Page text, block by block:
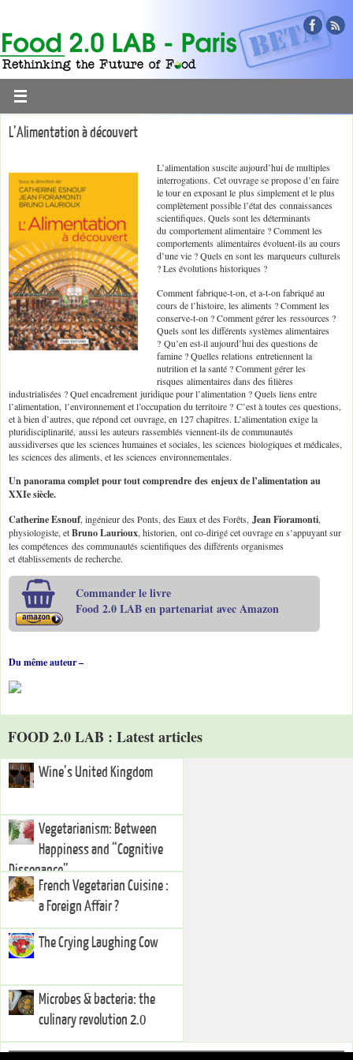
L’Alimentation à découvert
L’alimentation suscite aujourd’hui de multiples
interrogations. Cet ouvrage se propose d’en faire
le tour en exposant le plus simplement et le plus
complètement possible l’état des connaissances
scientifiques. Quels sont les déterminants
du comportement alimentaire ? Comment les
comportements alimentaires évoluent-ils au cours
d’une vie ? Quels en sont les marqueurs culturels
? Les évolutions historiques ?
Comment fabrique-t-on, et a-t-on fabriqué au
cours de l’histoire, les aliments ? Comment les
conserve-t-on ? Comment gérer les ressources ?
Quels sont les différents systèmes alimentaires
? Qu’en est-il aujourd’hui des questions de
famine ? Quelles relations entretiennent la
nutrition et la santé ? Comment gérer les
risques alimentaires dans des filières
industrialisées ? Quel encadrement juridique pour l’alimentation ? Quels liens entre
l’alimentation, l’environnement et l’occupation du territoire ? C’est à toutes ces questions,
et à bien d’autres, que répond cet ouvrage, en 127 chapitres. L’alimentation exige la
pluridisciplinarité, aussi les auteurs rassemblés viennent-ils de communautés
aussidiverses que les sciences humaines et sociales, les sciences biologiques et médicales,
les sciences des aliments, et les sciences environnementales.
Un panorama complet pour tout comprendre des enjeux de l’alimentation au
XXIe siècle.
Catherine Esnouf, ingénieur des Ponts, des Eaux et des Forêts, Jean Fioramonti,
physiologiste, etBruno Laurioux, historien, ont co-dirigé cet ouvrage en s’appuyant sur
les compétences des communautés scientifiques des différents organismes
et établissements de recherche.
Commander le livre
Food 2.0 LAB en partenariat avec Amazon
Du même auteur –
FOOD 2.0 LAB : Latest articles
Wine’s United Kingdom
Vegetarianism: Between
Happiness and “Cognitive
Dissonance”
French Vegetarian Cuisine :
a Foreign Affair ?
The Crying Laughing Cow
Microbes & bacteria: the
culinary revolution 2.0